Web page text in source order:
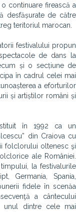
continuare firească a
desfășurate de către
teritoriul marocan.
festivalului propun
de dans la
și o secțiune de
în cadrul celei mai
a eforturilor
și artiștilor români și
în 1992 ca un
din Craiova cu
folclorului oltenesc şi
ale României.
la festivalurile
Germania, Spania,
fidele în scenăa
a cântecului
unul dintre cele mai